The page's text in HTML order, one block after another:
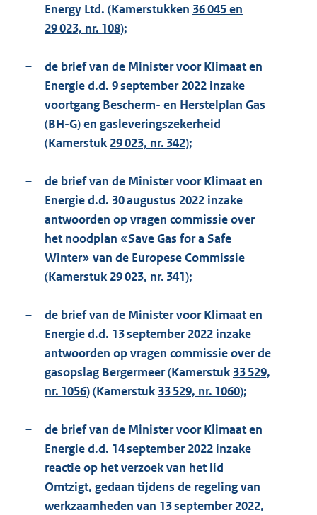
Energy Ltd. (Kamerstukken 36 045 en
29 023, nr. 108);
–
de brief van de Minister voor Klimaat en
Energie d.d. 9 september 2022 inzake
voortgang Bescherm- en Herstelplan Gas
(BH-G) en gasleveringszekerheid
(Kamerstuk 29 023, nr. 342);
–
de brief van de Minister voor Klimaat en
Energie d.d. 30 augustus 2022 inzake
antwoorden op vragen commissie over
het noodplan «Save Gas for a Safe
Winter» van de Europese Commissie
(Kamerstuk 29 023, nr. 341);
–
de brief van de Minister voor Klimaat en
Energie d.d. 13 september 2022 inzake
antwoorden op vragen commissie over de
gasopslag Bergermeer (Kamerstuk 33 529,
nr. 1056) (Kamerstuk 33 529, nr. 1060);
–
de brief van de Minister voor Klimaat en
Energie d.d. 14 september 2022 inzake
reactie op het verzoek van het lid
Omtzigt, gedaan tijdens de regeling van
werkzaamheden van 13 september 2022,